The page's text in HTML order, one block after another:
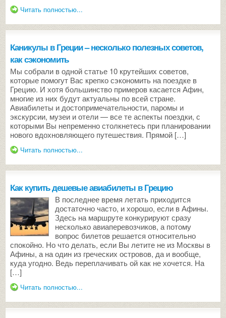
Читать полностью...
Каникулы в Греции – несколько полезных советов,
как сэкономить
Мы собрали в одной статье 10 крутейших советов,
которые помогут Вас крепко сэкономить на поездке в
Грецию. И хотя большинство примеров касается Афин,
многие из них будут актуальны по всей стране.
Авиабилеты и достопримечательности, паромы и
экскурсии, музеи и отели — все те аспекты поездки, с
которыми Вы непременно столкнетесь при планировании
нового вдохновляющего путешествия. Прямой […]
Читать полностью...
Как купить дешевые авиабилеты в Грецию
В последнее время летать приходится
достаточно часто, и хорошо, если в Афины.
Здесь на маршруте конкурируют сразу
несколько авиаперевозчиков, а потому
вопрос билетов решается относительно
спокойно. Но что делать, если Вы летите не из Москвы в
Афины, а на один из греческих островов, да и вообще,
куда угодно. Ведь переплачивать ой как не хочется. На
[…]
Читать полностью...